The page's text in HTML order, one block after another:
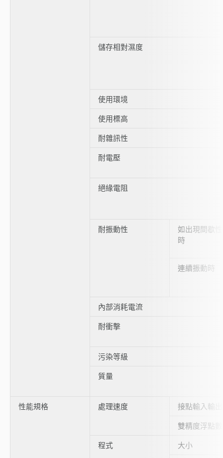
儲存相對濕度
使用環境
使用標高
耐雜訊性
耐電壓
絕緣電阻
耐振動性
如出現間歇
時
連續振動時
內部消耗電流
耐衝擊
污染等級
質量
性能規格 處理速度
接點輸入輸出
雙精度浮點
程式
大小